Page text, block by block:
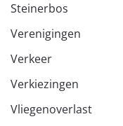
Steinerbos
Verenigingen
Verkeer
Verkiezingen
Vliegenoverlast